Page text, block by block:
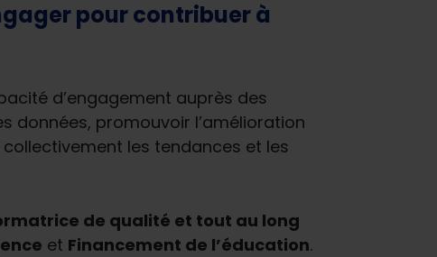
pour contribuer à
d’engagement auprès des
données, promouvoir l’amélioration
les tendances et les
de qualité et tout au long
et Financement de l’éducation.